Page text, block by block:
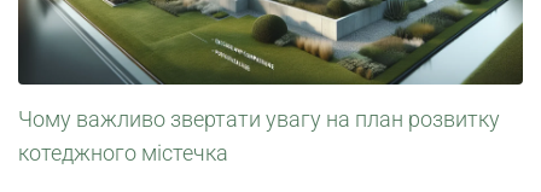
Чому важливо звертати увагу на план розвитку
котеджного містечка